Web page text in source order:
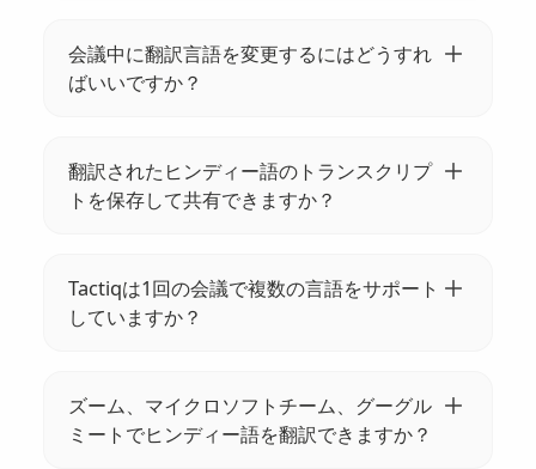
イムの文字起こしと35以上の言語への翻訳を
提供しています。インスタント翻訳で会議の
生産性と手間を省くことができます。
会議中に翻訳言語を変更するにはどうすれ
ばいいですか？
リストから希望の言語を選択します。また、
会議プラットフォーム内で言語設定を直接調
整することもできます。
翻訳されたヒンディー語のトランスクリプ
トを保存して共有できますか？
保存し、メールやリンクで共有したり、
PDF/TXTにエクスポートしたりできます。コ
ミュニケーションと文書化を簡単に強化でき
Tactiqは1回の会議で複数の言語をサポート
していますか？
こしと翻訳をサポートしています。ご希望の
言語を選択すると、あとはTactiqが処理しま
す。他の言語も間もなく登場します！
ズーム、マイクロソフトチーム、グーグル
ミートでヒンディー語を翻訳できますか？